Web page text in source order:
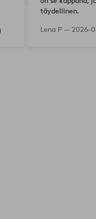
täydellinen.
Lena P — 2026-